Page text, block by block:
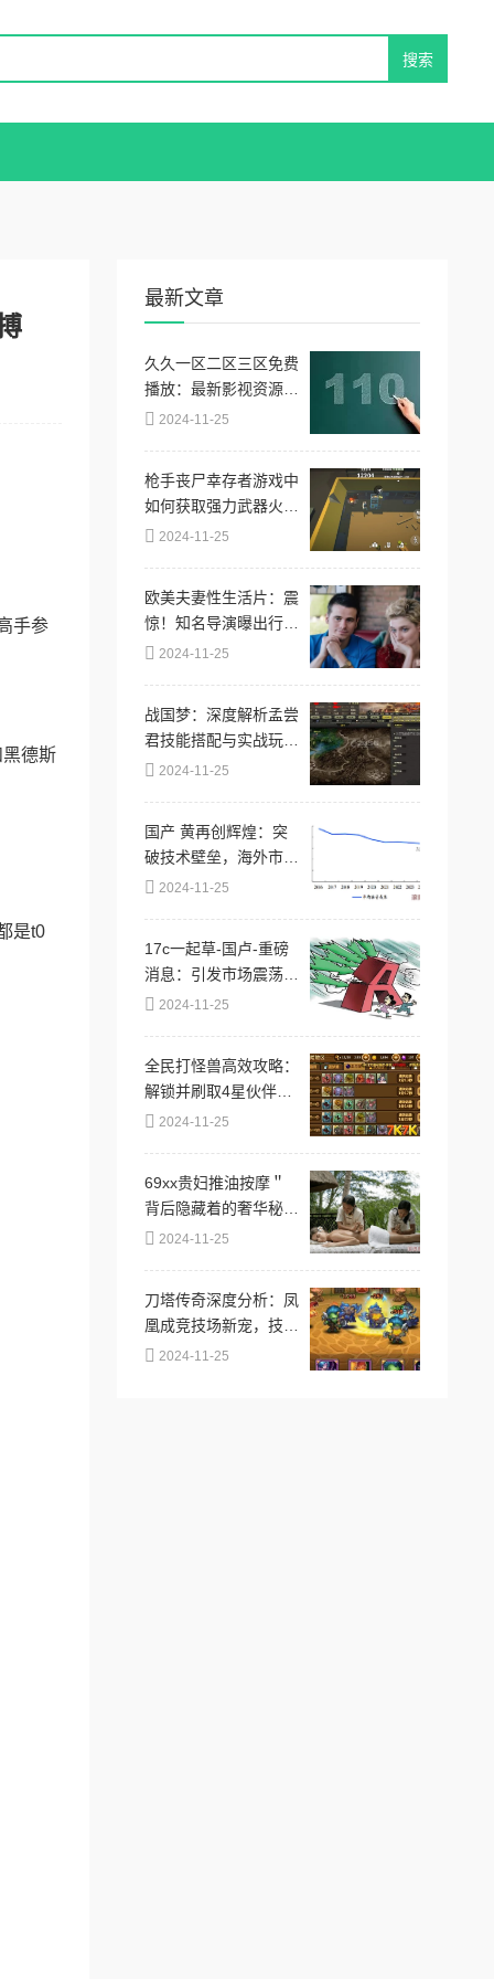
手参
德斯
是t0
最新文章
久久一区二区三区免费
播放：最新影视资源上
线，畅享无限精彩内
2024-11-25
枪手丧尸幸存者游戏中
如何获取强力武器火箭
筒攻略
2024-11-25
欧美夫妻性生活片：震
惊！知名导演曝出行业
潜规则，背后隐藏的秘
2024-11-25
战国梦：深度解析孟尝
君技能搭配与实战玩法
攻略2024-11-25
国产 黄再创辉煌：突
破技术壁垒，海外市场
迎来爆发性增长，极大
2024-11-25
17c一起草-国卢-重磅
消息：引发市场震荡的
政策变化即将出台，投
2024-11-25
全民打怪兽高效攻略：
解锁并刷取4星伙伴的
必备技巧与策略
2024-11-25
69xx贵妇推油按摩＂
背后隐藏着的奢华秘
密，竟让无数客户心甘
2024-11-25
刀塔传奇深度分析：凤
凰成竞技场新宠，技能
与策略全面解析
2024-11-25